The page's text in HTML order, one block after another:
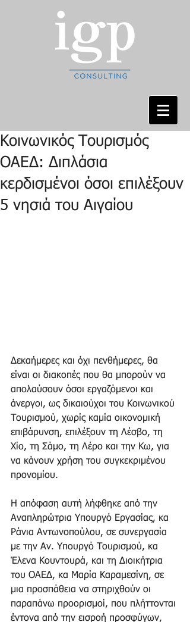
Κοινωνικός Τουρισμός
ΟΑΕΔ: Διπλάσια
κερδισμένοι όσοι επιλέξουν
5 νησιά του Αιγαίου
Δεκαήμερες και όχι πενθήμερες, θα
είναι οι διακοπές που θα μπορούν να
απολαύσουν όσοι εργαζόμενοι και
άνεργοι, ως δικαιούχοι του Κοινωνικού
Τουρισμού, χωρίς καμία οικονομική
επιβάρυνση, επιλέξουν τη Λέσβο, τη
Χίο, τη Σάμο, τη Λέρο και την Κω, για
να κάνουν χρήση του συγκεκριμένου
προνομίου.
Η απόφαση αυτή λήφθηκε από την
Αναπληρώτρια Υπουργό Εργασίας, κα
Ράνια Αντωνοπούλου, σε συνεργασία
με την Αν. Υπουργό Τουρισμού, κα
Έλενα Κουντουρά, και τη Διοικήτρια
του ΟΑΕΔ, κα Μαρία Καραμεσίνη, σε
μια προσπάθεια να στηριχθούν οι
παραπάνω προορισμοί, που πλήττονται
έντονα από την εισροή προσφύγων,